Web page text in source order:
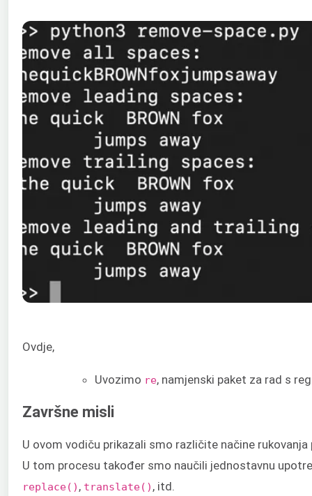
Ovdje,
Uvozimo re, namjenski paket za rad s
Završne misli
U ovom vodiču prikazali smo različite načine
U tom procesu također smo naučili jednostavnu
replace() , translate() , itd.